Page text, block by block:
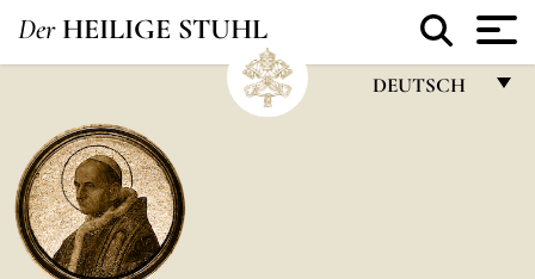
Der HEILIGE STUHL
DEUTSCH